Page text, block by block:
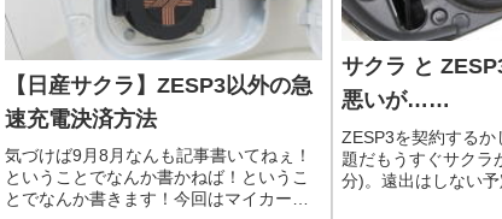
【日産サクラ】ZESP3以外の急
速充電決済方法
気づけば9月8月なんも記事書いてねぇ！
ということでなんか書かねば！というこ
とでなんか書きます！今回はマイカーの
サクラ と
悪いが……
ZESP3を契約する
題だもうすぐサクラ
分)。遠出はしない予